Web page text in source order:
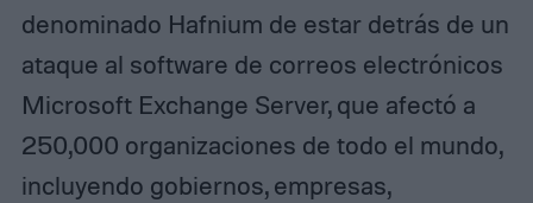
denominado Hafnium de estar detrás de un
ataque al software de correos electrónicos
Microsoft Exchange Server, que afectó a
250,000 organizaciones de todo el mundo,
incluyendo gobiernos, empresas,